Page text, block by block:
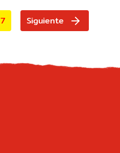
7 Siguiente